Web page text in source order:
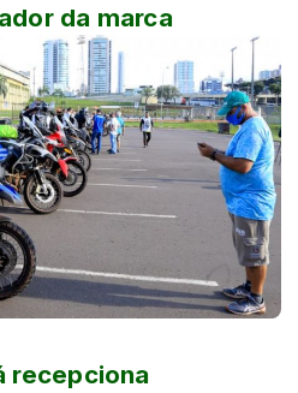
da marca
recepciona